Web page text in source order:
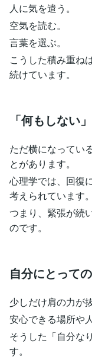
人に気を遣う。
空気を読む。
言葉を選ぶ。
こうした積み重ね
続けています。
「何もしない
ただ横になってい
とがあります。
心理学では、回復
考えられています。
つまり、緊張が続
のです。
自分にとって
少しだけ肩の力が
安心できる場所や
そうした「自分な
す。